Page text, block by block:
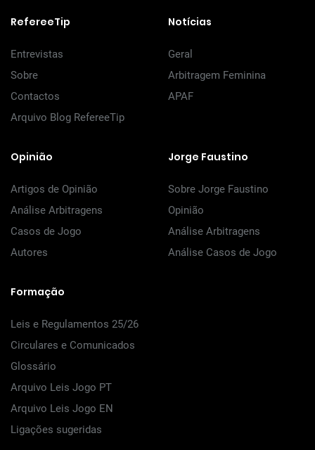
RefereeTip
Entrevistas
Sobre
Contactos
Arquivo Blog RefereeTip
Notícias
Geral
Arbitragem Feminina
APAF
Opinião
Artigos de Opinião
Análise Arbitragens
Casos de Jogo
Autores
Jorge Faustino
Sobre Jorge Faustino
Opinião
Análise Arbitragens
Análise Casos de Jogo
Formação
Leis e Regulamentos 25/26
Circulares e Comunicados
Glossário
Arquivo Leis Jogo PT
Arquivo Leis Jogo EN
Ligações sugeridas